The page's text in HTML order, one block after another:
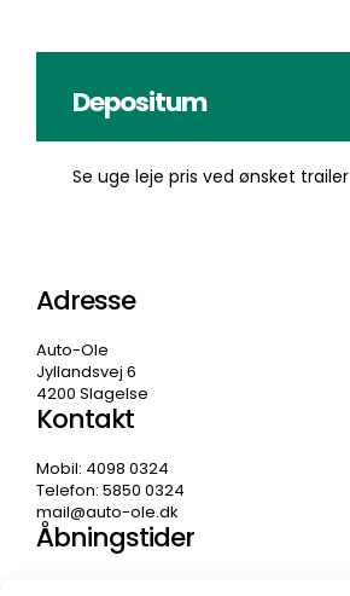
Depositum
Se uge leje pris ved ønsket trailer
Adresse
Auto-Ole
Jyllandsvej 6
4200 Slagelse
Kontakt
Mobil: 4098 0324
Telefon: 5850 0324
mail@auto-ole.dk
Åbningstider